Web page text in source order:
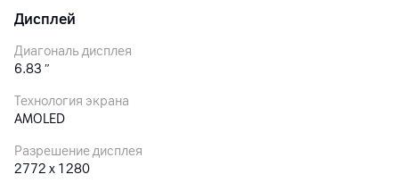
Дисплей
Диагональ дисплея
6.83 ″
Технология экрана
AMOLED
Разрешение дисплея
2772 x 1280